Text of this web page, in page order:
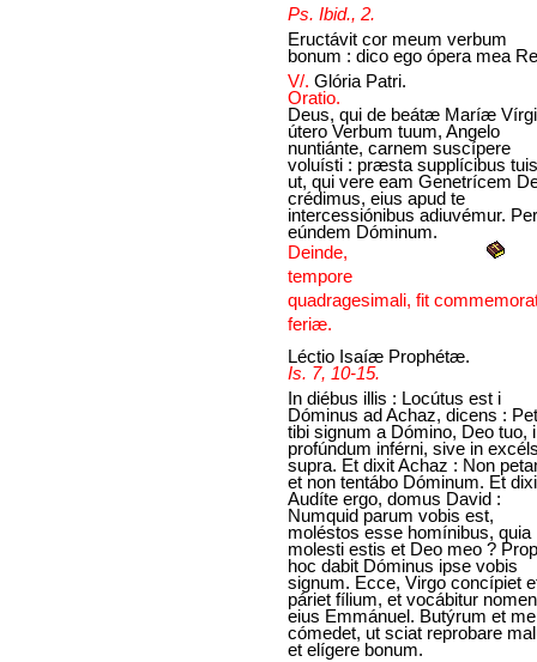
Ps. Ibid., 2.
Eructávit cor meum verbum
bonum : dico ego ópera mea
V/. Glória Patri.
Oratio.
Deus, qui de beátæ Maríæ
útero Verbum tuum, Angelo
nuntiánte, carnem suscípere
voluísti : præsta supplícibus
ut, qui vere eam Genetrícem
crédimus, eius apud te
intercessiónibus adiuvémur. Per
eúndem Dóminum.
Deinde,
tempore
quadragesimali, fit
feriæ.
Léctio Isaíæ Prophétæ.
Is. 7, 10-15.
In diébus illis : Locútus est i
Dóminus ad Achaz, dicens :
tibi signum a Dómino, Deo tuo,
profúndum inférni, sive in
supra. Et dixit Achaz : Non
et non tentábo Dóminum. Et
Audíte ergo, domus David :
Numquid parum vobis est,
moléstos esse homínibus, quia
molesti estis et Deo meo ?
hoc dabit Dóminus ipse vobis
signum. Ecce, Virgo concípiet
páriet fílium, et vocábitur nomen
eius Emmánuel. Butýrum et
cómedet, ut sciat reprobare
et elígere bonum.